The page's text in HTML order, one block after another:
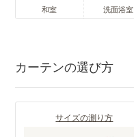
和室 洗面浴室
カーテンの選び方
サイズの測り方